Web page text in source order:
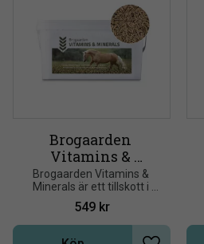
Brogaarden
Vitamins &
Minerals 5 kg
Brogaarden Vitamins &
Minerals är ett tillskott i
pelletsform, som
säkerställer att din häst får
korrekt mängd av
väsentliga näringsämnen
549kr